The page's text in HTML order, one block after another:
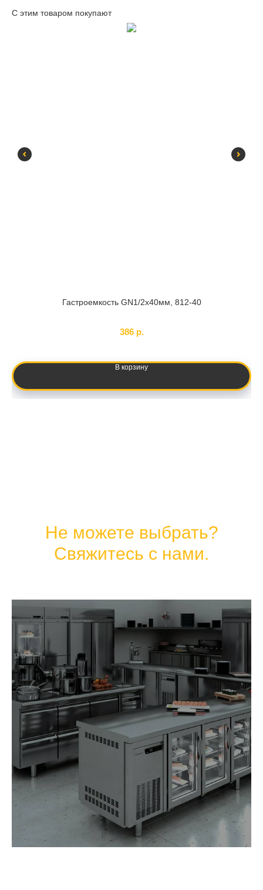
С этим товаром покупают
Гастроемкость GN1/2x40мм, 812-40
386 р.
В корзину
Не можете выбрать?
Свяжитесь с нами.